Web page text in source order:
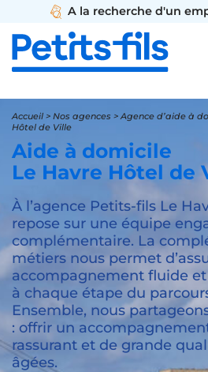
A la recherche d'un
Accueil > Nos agences >Agence d’aide à
Hôtel de Ville
Aide à domicile
Le Havre Hôtel de
À l’agence Petits-fils Le
repose sur une équipe
complémentaire. La
métiers nous permet
accompagnement fluide
à chaque étape du
Ensemble, nous
: offrir un
rassurant et de grande
âgées.